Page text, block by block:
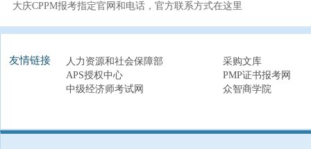
大庆CPPM报考指定官网和电话，官方联系方式在这里
友情链接 人力资源和社会保障部
采购文库
APS授权中心
PMP证书报考网
中级经济师考试网
众智商学院